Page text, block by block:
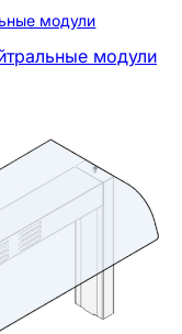
модули
модули